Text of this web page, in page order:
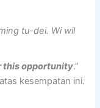
tu-dei. Wi wil
this opportunity.”
kesempatan ini.